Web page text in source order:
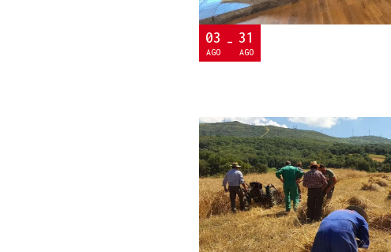
03
AGO
- 31
AGO